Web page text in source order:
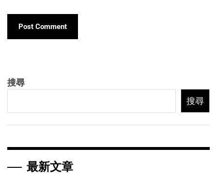
搜尋
搜尋
最新文章